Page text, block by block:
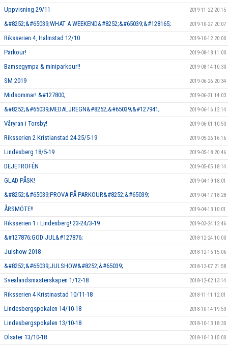
Uppvisning 29/11 2019-11-22 20:15
&#8252;&#65039;WHAT A WEEKEND&#8252;&#65039;&#128165; 2019-10-27 20:07
Riksserien 4, Halmstad 12/10 2019-10-12 20:00
Parkour! 2019-08-18 11:00
Bamsegympa & miniparkour!! 2019-08-14 10:30
SM 2019 2019-06-26 20:34
Midsommar! &#127800; 2019-06-21 14:03
&#8252;&#65039;MEDALJREGN&#8252;&#65039;&#127941; 2019-06-16 12:14
Våryran i Torsby! 2019-06-01 10:53
Riksserien 2 Kristianstad 24-25/5-19 2019-05-26 16:16
Lindesberg 18/5-19 2019-05-18 20:46
DEJETROFÉN 2019-05-05 18:14
GLAD PÅSK! 2019-04-19 18:01
&#8252;&#65039;PROVA PÅ PARKOUR&#8252;&#65039; 2019-04-17 18:28
ÅRSMÖTE!! 2019-04-13 10:01
Riksserien 1 i Lindesberg! 23-24/3-19 2019-03-24 12:46
&#127876;GOD JUL&#127876; 2018-12-24 10:00
Julshow 2018 2018-12-16 15:06
&#8252;&#65039;JULSHOW&#8252;&#65039; 2018-12-07 21:58
Svealandsmästerskapen 1/12-18 2018-12-02 13:14
Riksserien 4 Kristinastad 10/11-18 2018-11-11 12:01
Lindesbergspokalen 14/10-18 2018-10-14 19:53
Lindesbergspokalen 13/10-18 2018-10-13 18:30
Olsäter 13/10-18 2018-10-13 15:00